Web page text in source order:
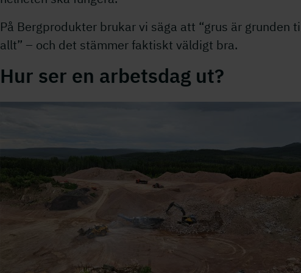
På Bergprodukter brukar vi säga att “grus är grunden
allt” – och det stämmer faktiskt väldigt bra.
Hur ser en arbetsdag ut?